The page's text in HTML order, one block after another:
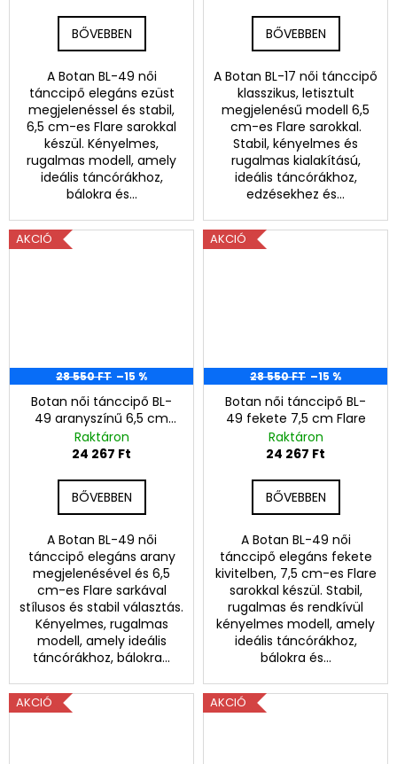
k
a
m
BŐVEBBEN
A Botan BL-49 női
tánccipő elegáns ezüst
megjelenéssel és stabil,
6,5 cm-es Flare sarokkal
készül. Kényelmes,
rugalmas modell, amely
ideális táncórákhoz,
bálokra és...
BŐVEBBEN
A Botan BL-17 női tánccipő
klasszikus, letisztult
megjelenésű modell 6,5
cm-es Flare sarokkal.
Stabil, kényelmes és
rugalmas kialakítású,
ideális táncórákhoz,
edzésekhez és...
AKCIÓ
28 550 FT –15 %
Botan női tánccipő BL-
49 aranyszínű 6,5 cm
Flare
Raktáron
24 267 Ft
BŐVEBBEN
A Botan BL-49 női
tánccipő elegáns arany
megjelenésével és 6,5
cm-es Flare sarkával
stílusos és stabil választás.
Kényelmes, rugalmas
modell, amely ideális
táncórákhoz, bálokra...
AKCIÓ
28 550 FT –15 %
Botan női tánccipő BL-
49 fekete 7,5 cm Flare
Raktáron
24 267 Ft
BŐVEBBEN
A Botan BL-49 női
tánccipő elegáns fekete
kivitelben, 7,5 cm-es Flare
sarokkal készül. Stabil,
rugalmas és rendkívül
kényelmes modell, amely
ideális táncórákhoz,
bálokra és...
AKCIÓ AKCIÓ